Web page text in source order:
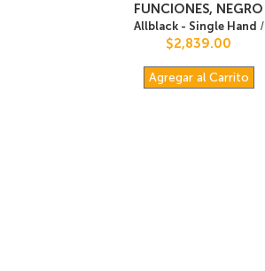
FUNCIONES, NEGRO
Allblack - Single Hand /
$2,839.00
Agregar al Carrito